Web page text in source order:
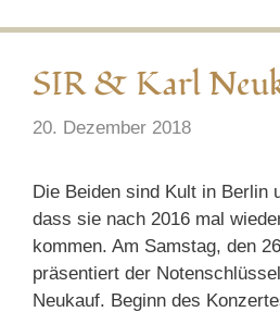
SIR & Karl
20. Dezember 2018
Die Beiden sind Kult in Berlin
dass sie nach 2016 mal
kommen. Am Samstag, den
präsentiert der
Neukauf. Beginn des